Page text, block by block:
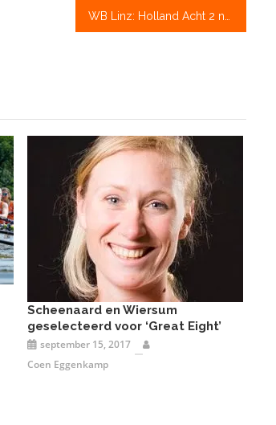
Scheenaard en Wiersum
geselecteerd voor ‘Great Eight’
september 15, 2017
Coen Eggenkamp